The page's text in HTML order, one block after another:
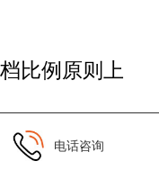
比例原则上
部、原卫生
的《普通高
电话咨询